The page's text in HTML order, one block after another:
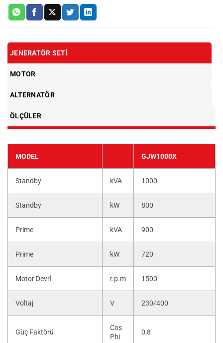
JENERATÖR SETI
MOTOR
ALTERNATÖR
ÖLÇÜLER
MODEL GJW1000X
Standby kVA 1000
Standby kW 800
Prime kVA 900
Prime kW 720
Motor Devrİ r.p.m 1500
Voltaj V 230/400
Güç Faktörü
Cos
Phi
0,8